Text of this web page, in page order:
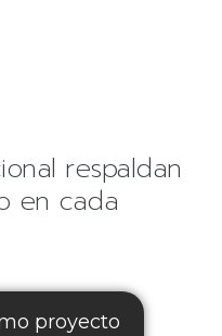
respaldan
en cada
proyecto